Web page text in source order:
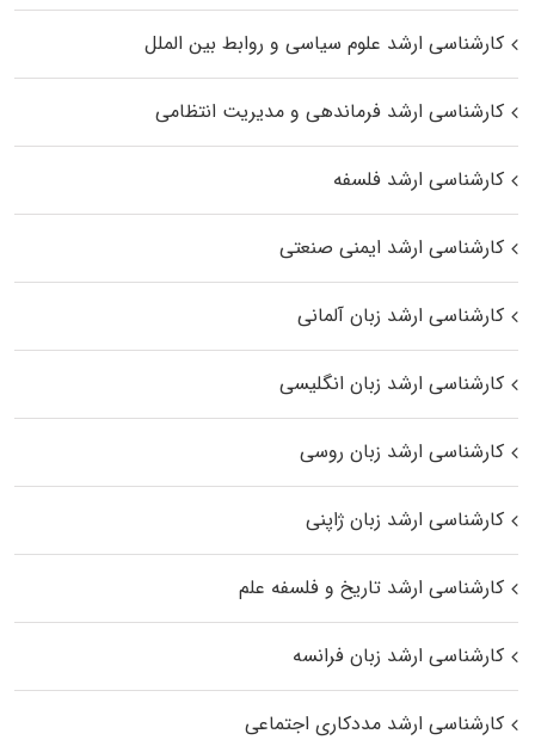
کارشناسی ارشد علوم سیاسی و روابط بین الملل
کارشناسی ارشد فرماندهی و مدیریت انتظامی
کارشناسی ارشد فلسفه
کارشناسی ارشد ایمنی صنعتی
کارشناسی ارشد زبان آلمانی
کارشناسی ارشد زبان انگلیسی
کارشناسی ارشد زبان روسی
کارشناسی ارشد زبان ژاپنی
کارشناسی ارشد تاریخ و فلسفه علم
کارشناسی ارشد زبان فرانسه
کارشناسی ارشد مددکاری اجتماعی